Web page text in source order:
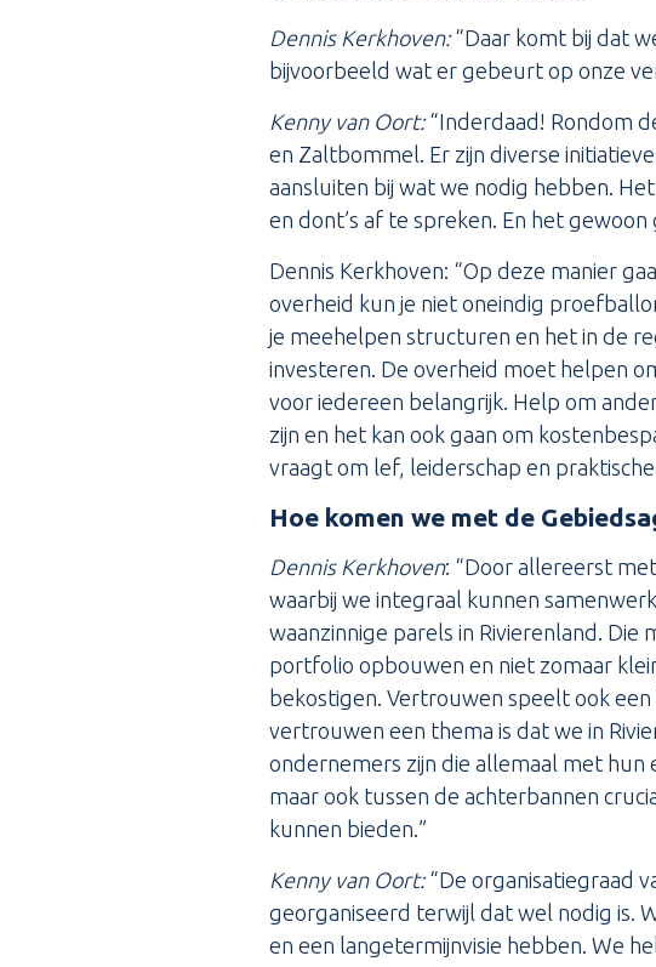
Dennis Kerkhoven:“Daar komt bij dat
bijvoorbeeld wat er gebeurt op onze
Kenny van Oort:“Inderdaad! Rondom
en Zaltbommel. Er zijn diverse
aansluiten bij wat we nodig hebben.
en dont’s af te spreken. En het gewoon
Dennis Kerkhoven: “Op deze manier
overheid kun je niet oneindig
je meehelpen structuren en het in de
investeren. De overheid moet helpen
voor iedereen belangrijk. Help om
zijn en het kan ook gaan om
vraagt om lef, leiderschap en
Hoe komen we met de
Dennis Kerkhoven: “Door allereerst
waarbij we integraal kunnen
waanzinnige parels in Rivierenland.
portfolio opbouwen en niet zomaar
bekostigen. Vertrouwen speelt ook
vertrouwen een thema is dat we in
ondernemers zijn die allemaal met hun
maar ook tussen de achterbannen
kunnen bieden.”
Kenny van Oort:“De organisatiegraad
georganiseerd terwijl dat wel nodig is.
en een langetermijnvisie hebben. We